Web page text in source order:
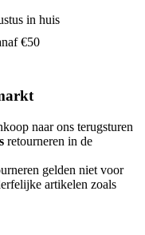
in huis
€50
naar ons terugsturen
retourneren in de
gelden niet voor
artikelen zoals